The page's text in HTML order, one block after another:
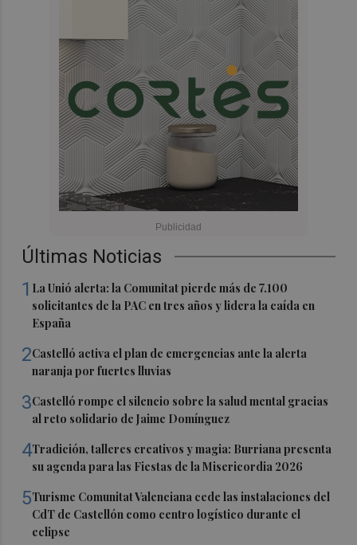
Últimas Noticias
1 La Unió alerta: la Comunitat pierde más de 7.100
solicitantes de la PAC en tres años y lidera la caída en
España
2Castelló activa el plan de emergencias ante la alerta
naranja por fuertes lluvias
3Castelló rompe el silencio sobre la salud mental gracias
al reto solidario de Jaime Domínguez
4Tradición, talleres creativos y magia: Burriana presenta
su agenda para las Fiestas de la Misericordia 2026
5Turisme Comunitat Valenciana cede las instalaciones del
CdT de Castellón como centro logístico durante el
eclipse